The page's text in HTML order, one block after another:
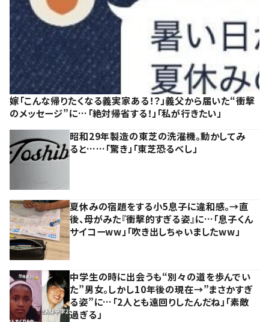
嫁「こんな帰りたくなる義実家ある！？」義父から届いた“衝撃
のメッセージ”に…「絶対帰省する！」「私が行きたい」
昭和29年製造の東芝の洗濯機。動かしてみ
ると……「驚き」「東芝恐るべし」
夏休みの宿題をする小5息子に違和感。→直
後、母がみた『衝撃的すぎる姿』に…「息子くん
サイコーww」「吹き出しちゃいましたww」
中学生の時に出会うも“別々の道を歩んでい
た”男女。しかし10年後の現在→”まさかすぎ
る姿”に…「2人とも遠回りしたんだね」「素敵
過ぎる」